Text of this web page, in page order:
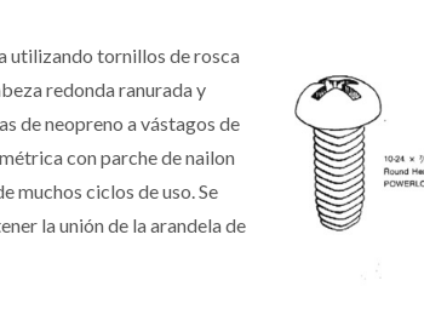
utilizando tornillos de rosca
redonda ranurada y
de neopreno a vástagos de
con parche de nailon
muchos ciclos de uso. Se
la unión de la arandela de